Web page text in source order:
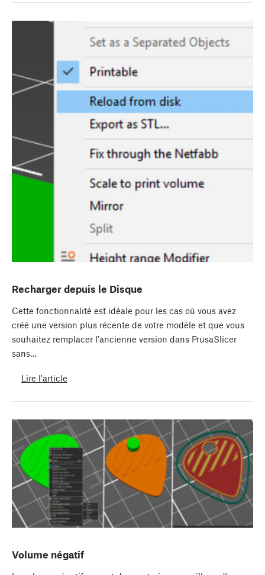
Recharger depuis le Disque
Cette fonctionnalité est idéale pour les cas où vous avez
créé une version plus récente de votre modèle et que vous
souhaitez remplacer l'ancienne version dans PrusaSlicer
sans…
Lire l'article
Volume négatif